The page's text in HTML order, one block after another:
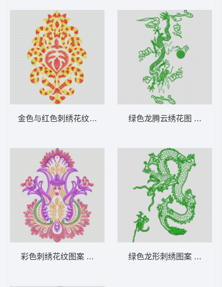
金色与红色刺绣花纹图案 欧式花_窗帘图案_
彩色刺绣花纹图案 富贵花_EMB格式
绿色龙腾云绣花图 龙球_
绿色龙形刺绣图案 龙的图